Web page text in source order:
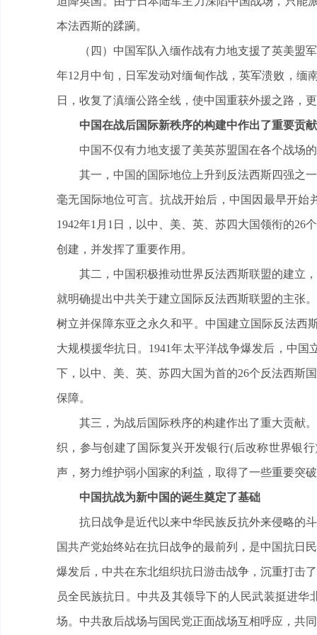
本法西斯的蹂躏。
（四）中国军队入缅作战有力地支援了英美盟
年12月中旬，日军发动对缅甸作战，英军溃败，缅
日，收复了滇缅公路全线，使中国重获外援之路，
中国在战后国际新秩序的构建中作出了重要贡献
中国不仅有力地支援了美英苏盟国在各个战场
其一，中国的国际地位上升到反法西斯四强之
毫无国际地位可言。抗战开始后，中国因最早开
1942年1月1日，以中、美、英、苏四大国领衔的
创建，并发挥了重要作用。
其二，中国积极推动世界反法西斯联盟的建立
就明确提出中共关于建立国际反法西斯联盟的主张
树立并保障东亚之永久和平。中国建立国际反法西
大规模援华抗日。1941年太平洋战争爆发后，中
下，以中、美、英、苏四大国为首的26个反法西斯
保障。
其三，为战后国际秩序的构建作出了重大贡献
织，参与创建了国际复兴开发银行(后改称世界银
声，努力维护弱小国家的利益，取得了一些重要突
中国抗战为新中国的诞生奠定了基础
抗日战争是近代以来中华民族反抗外来侵略的
国共产党始终站在抗日战争的最前列，是中国抗日
爆发后，中共在东北组织抗日游击战争，沉重打击
员全民族抗日。中共及其领导下的人民武装挺进
场。中共敌后战场与国民党正面战场互相呼应，共